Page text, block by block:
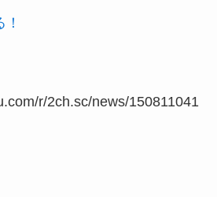
r/2ch.sc/news/150811041